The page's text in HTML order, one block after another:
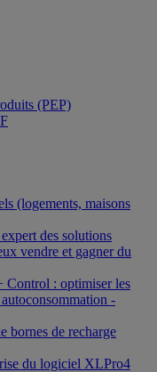
(PEP)
(logements, maisons
des solutions
vendre et gagner du
Control : optimiser les
-
bornes de recharge
du logiciel XLPro4